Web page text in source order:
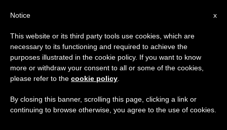
DÍA
Julio 7th, 2008
ÚLTIMAS NOTICIAS
×
Aviso importante
Del 27 de julio al 7 de agosto haremos la pausa
anual, aprovechando que en el periodo de verano
se generan menos informaciones y también el
x
Notice
This website or its third party tools use cookies, which are
necessary to its functioning and required to achieve the
purposes illustrated in the cookie policy. If you want to know
more or withdraw your consent to all or some of the cookies,
please refer to the cookie policy
By closing this banner, scrolling this page, clicking a link or
continuing to browse otherwise, you agree to the use of cookies.